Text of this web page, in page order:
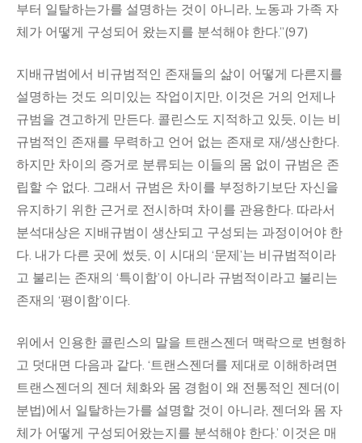
부터 일탈하는가를 설명하는 것이 아니라, 노동과 가족 자
체가 어떻게 구성되어 왔는지를 분석해야 한다.”(97)
지배규범에서 비규범적인 존재들의 삶이 어떻게 다른지를
설명하는 것도 의미있는 작업이지만, 이것은 거의 언제나
규범을 견고하게 만든다. 콜린스도 지적하고 있듯, 이는 비
규범적인 존재를 무력하고 언어 없는 존재로 재/생산한다.
하지만 차이의 증거로 분류되는 이들의 몸 없이 규범은 존
립할 수 없다. 그래서 규범은 차이를 부정하기보단 자신을
유지하기 위한 근거로 전시하며 차이를 관용한다. 따라서
분석대상은 지배규범이 생산되고 구성되는 과정이어야 한
다. 내가 다른 곳에 썼듯, 이 시대의 ‘문제’는 비규범적이라
고 불리는 존재의 ‘특이함’이 아니라 규범적이라고 불리는
존재의 ‘평이함’이다.
위에서 인용한 콜린스의 말을 트랜스젠더 맥락으로 변형하
고 덧대면 다음과 같다. ‘트랜스젠더를 제대로 이해하려면
트랜스젠더의 젠더 체화와 몸 경험이 왜 전통적인 젠더(이
분법)에서 일탈하는가를 설명할 것이 아니라, 젠더와 몸 자
체가 어떻게 구성되어왔는지를 분석해야 한다.’ 이것은 매